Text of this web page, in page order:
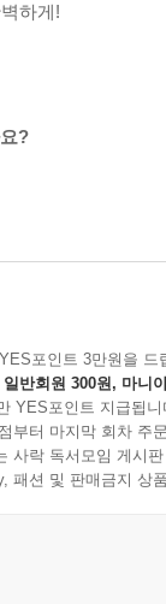
하게!
?
국어로 궁금하다
포인트 3만원을 드
일반회원 300원, 마니
YES포인트 지급됩니
부터 마지막 회차 주
사락 독서모임 게시
패션 및 판매금지 상